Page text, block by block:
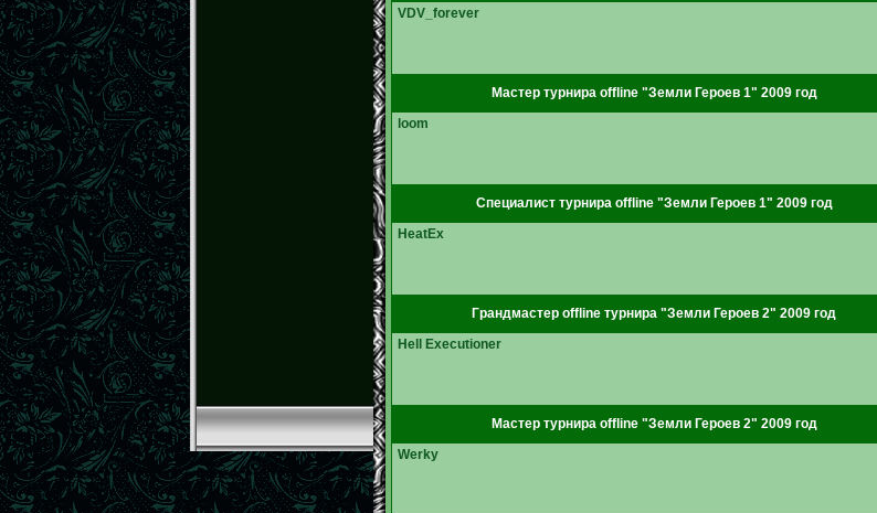
VDV_forever
Мастер турнира offline "Земли Героев 1" 2009 год
loom
Специалист турнира offline "Земли Героев 1" 2009 год
HeatEx
Грандмастер offline турнира "Земли Героев 2" 2009 год
Hell Executioner
Мастер турнира offline "Земли Героев 2" 2009 год
Werky